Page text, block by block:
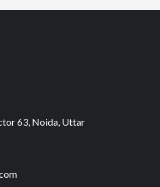
63, Noida, Uttar